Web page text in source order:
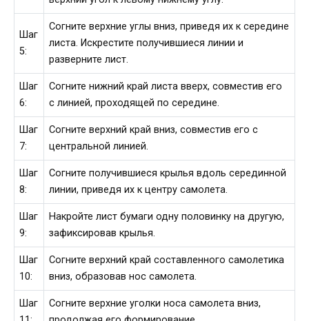
Шаг
5:
Согните верхние углы вниз, приведя их к середине
листа. Искрестите получившиеся линии и
разверните лист.
Шаг
6:
Согните нижний край листа вверх, совместив его
с линией, проходящей по середине.
Шаг
7:
Согните верхний край вниз, совместив его с
центральной линией.
Шаг
8:
Согните получившиеся крылья вдоль серединной
линии, приведя их к центру самолета.
Шаг
9:
Накройте лист бумаги одну половинку на другую,
зафиксировав крылья.
Шаг
10:
Согните верхний край составленного самолетика
вниз, образовав нос самолета.
Шаг
Согните верхние уголки носа самолета вниз,